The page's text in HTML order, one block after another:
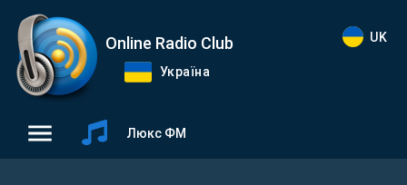
Online Radio Club
Україна
UK
Люкс ФМ